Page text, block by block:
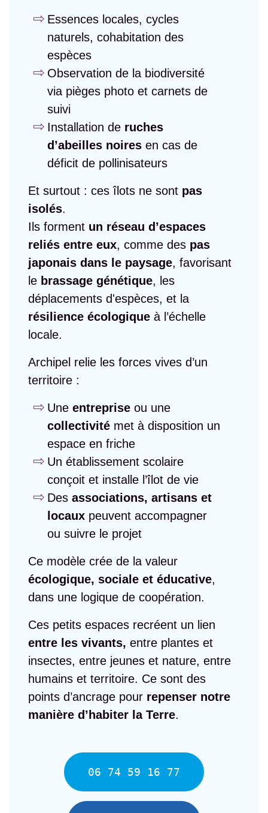
Essences locales, cycles
naturels, cohabitation des
espèces
Observation de la biodiversité
via pièges photo et carnets de
suivi
Installation de ruches
d’abeilles noires en cas de
déficit de pollinisateurs
Et surtout : ces îlots ne sont pas
isolés.
Ils forment un réseau d’espaces
reliés entre eux, comme des pas
japonais dans le paysage, favorisant
le brassage génétique, les
déplacements d'espèces, et la
résilience écologique à l’échelle
locale.
Archipel relie les forces vives d’un
territoire :
Une entreprise ou une
collectivité met à disposition un
espace en friche
Un établissement scolaire
conçoit et installe l’îlot de vie
Des associations, artisans et
locaux peuvent accompagner
ou suivre le projet
Ce modèle crée de la valeur
écologique, sociale et éducative,
dans une logique de coopération.
Ces petits espaces recréent un lien
entre les vivants, entre plantes et
insectes, entre jeunes et nature, entre
humains et territoire. Ce sont des
points d’ancrage pour repenser notre
manière d’habiter la Terre.
06 74 59 16 77